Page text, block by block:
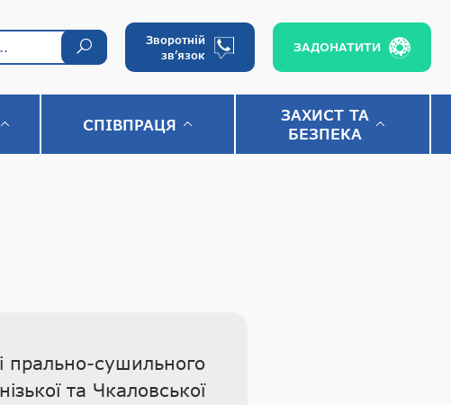
Зворотній
зв’язок
ЗАДОНАТИТИ
СПІВПРАЦЯ
ЗАХИСТ ТА
БЕЗПЕКА
прально-сушильного
та Чкаловської